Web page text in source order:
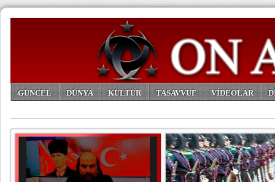
GÜNCEL DÜNYA KÜLTÜR TASAVVUF VİDEOLAR